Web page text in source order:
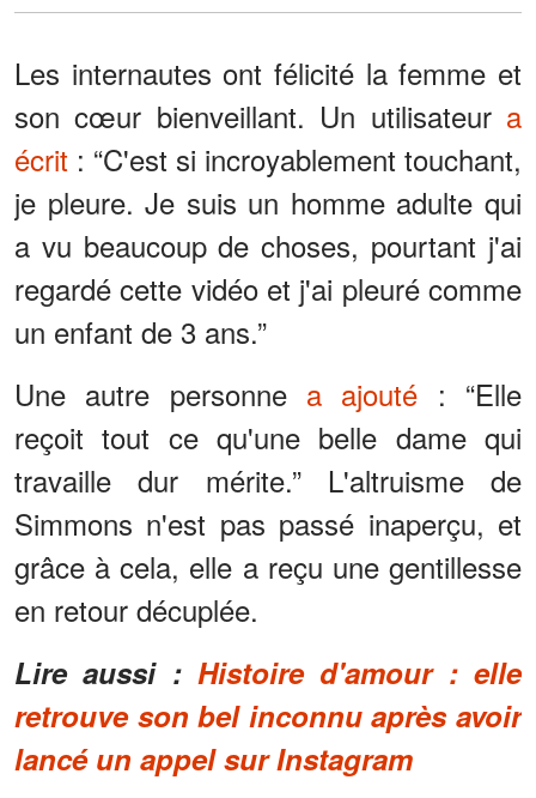
Les internautes ont félicité la femme et
son cœur bienveillant. Un utilisateur a
écrit : “C'est si incroyablement touchant,
je pleure. Je suis un homme adulte qui
a vu beaucoup de choses, pourtant j'ai
regardé cette vidéo et j'ai pleuré comme
un enfant de 3 ans.”
Une autre personne a ajouté : “Elle
reçoit tout ce qu'une belle dame qui
travaille dur mérite.” L'altruisme de
Simmons n'est pas passé inaperçu, et
grâce à cela, elle a reçu une gentillesse
en retour décuplée.
Lire aussi : Histoire d'amour : elle
retrouve son bel inconnu après avoir
lancé un appel sur Instagram